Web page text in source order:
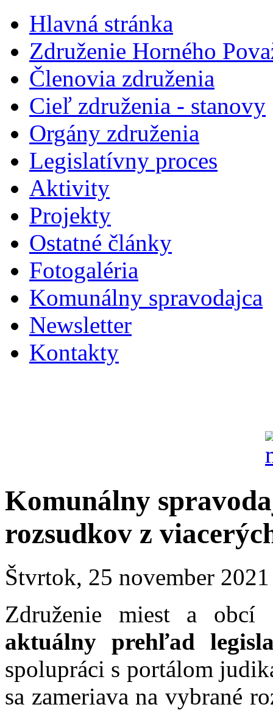
Hlavná stránka
Združenie Horného
Členovia združenia
Cieľ združenia - stanovy
Orgány združenia
Legislatí­vny proces
Aktivity
Projekty
Ostatné články
Fotogaléria
Komunálny spravodajca
Newsletter
Kontakty
Komunálny
rozsudkov z
Štvrtok, 25 november 2021
Združenie miest a obcí
aktuálny prehľad
spolupráci s portálom
sa zameriava na vybrané